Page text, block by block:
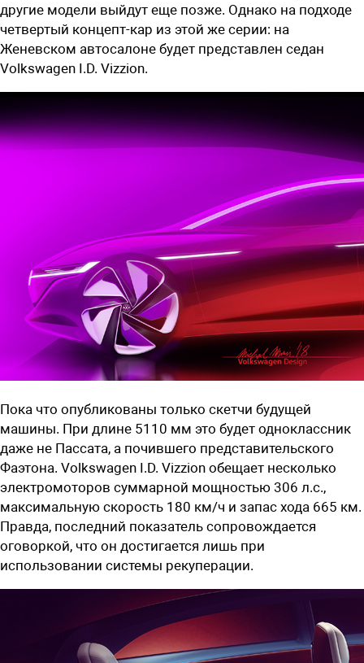
другие модели выйдут еще позже. Однако на подходе
четвертый концепт-кар из этой же серии: на
Женевском автосалоне будет представлен седан
Volkswagen I.D. Vizzion.
Пока что опубликованы только скетчи будущей
машины. При длине 5110 мм это будет одноклассник
даже не Пассата, а почившего представительского
Фаэтона. Volkswagen I.D. Vizzion обещает несколько
электромоторов суммарной мощностью 306 л.с.,
максимальную скорость 180 км/ч и запас хода 665 км.
Правда, последний показатель сопровождается
оговоркой, что он достигается лишь при
использовании системы рекуперации.